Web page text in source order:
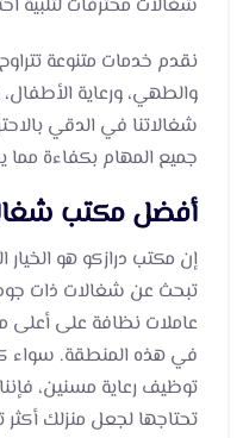
شغالات محترفات لتلبية
نقدم خدمات متنوعة
والطهي، ورعاية الأطفال،
شغالاتنا في الدقي
جميع المهام بكفاءة مما
أفضل مكتب
إن مكتب درازكو هو الخيار
تبحث عن شغالات ذات
عاملات نظافة على أعلى
في هذه المنطقة. سواء
توظيف رعاية مسنين،
تحتاجها لجعل منزلك أكثر